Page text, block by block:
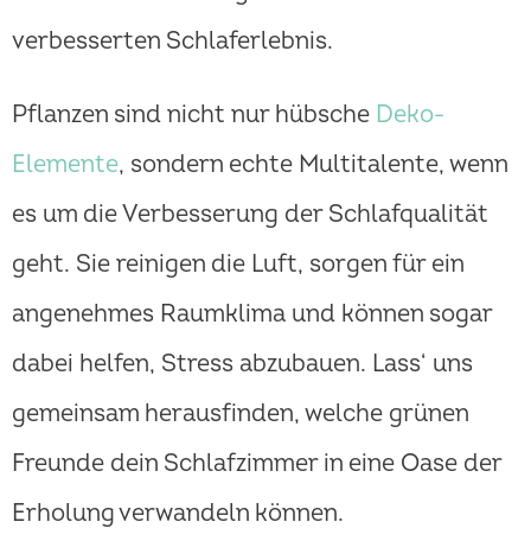
verbesserten Schlaferlebnis.
Pflanzen sind nicht nur hübsche Deko-
Elemente, sondern echte Multitalente, wenn
es um die Verbesserung der Schlafqualität
geht. Sie reinigen die Luft, sorgen für ein
angenehmes Raumklima und können sogar
dabei helfen, Stress abzubauen. Lass‘ uns
gemeinsam herausfinden, welche grünen
Freunde dein Schlafzimmer in eine Oase der
Erholung verwandeln können.